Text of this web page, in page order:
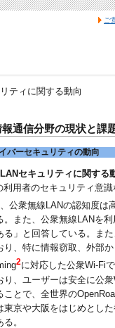
ご
ティに関する動向
通信分野の現状と課
バーセキュリティの動向
セキュリティに関する
利用者のセキュリティ意
公衆無線LANの認知度は
。また、公衆無線LANを
る」と回答している。ま
り、特に情報窃取、外部
2に対応した公衆Wi-Fi
り、ユーザーは安全に公
ことで、全世界の
東京や大阪をはじめとし
。